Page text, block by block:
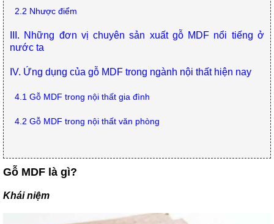
Công,
Vườn
Bàn
ghế
ban
công,
xích
đu,
ghế...
Kiện
Trang
Trí
cảnh
trang
trí
2.2 Nhược điểm
III. Những đơn vị chuyên sản xuất gỗ MDF nổi tiếng ở
nước ta
IV. Ứng dụng của gỗ MDF trong ngành nội thất hiện nay
4.1 Gỗ MDF trong nội thất gia đình
4.2 Gỗ MDF trong nội thất văn phòng
Gỗ MDF là gì?
Khái niệm